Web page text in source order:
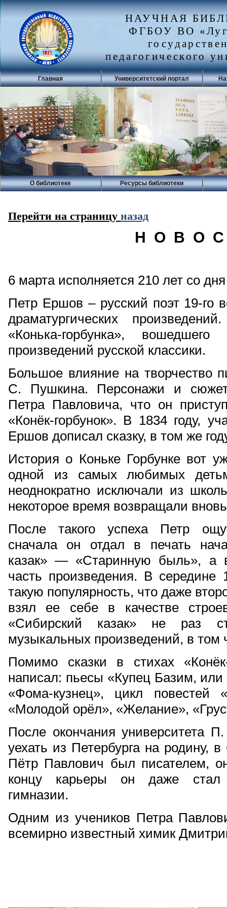
НАУЧНАЯ
ФГБОУ ВО
педагогического
Главная Университетский портал
О библиотеке Ресурсы библиотеки
Перейти на страницу назад
Н О В О
6 марта исполняется 210 лет со
Петр Ершов – русский поэт 19-го
драматургических
«Конька-горбунка»,
произведений русской классики.
Большое влияние на творчество
С. Пушкина. Персонажи и
Петра Павловича, что он
«Конёк-горбунок». В 1834 году,
Ершов дописал сказку, в том же
История о Коньке Горбунке вот
одной из самых любимых
неоднократно исключали из
некоторое время возвращали
После такого успеха Петр
сначала он отдал в печать
казак» — «Старинную быль», а
часть произведения. В середине
такую популярность, что даже
взял ее себе в качестве
«Сибирский казак» не раз
музыкальных произведений, в том
Помимо сказки в стихах
написал: пьесы «Купец Базим, или
«Фома-кузнец», цикл повестей
«Молодой орёл», «Желание»,
После окончания
уехать из Петербурга на родину,
Пётр Павлович был писателем,
концу карьеры он даже стал
гимназии.
Одним из учеников Петра
всемирно известный химик